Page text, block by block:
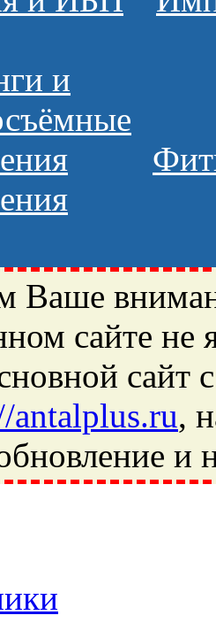
Ваше
сайте не
сайт
antalplus.ru,
и
метизы, техника,